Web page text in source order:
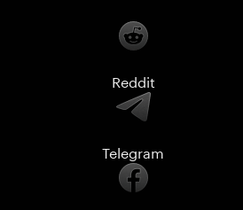
Reddit
Telegram